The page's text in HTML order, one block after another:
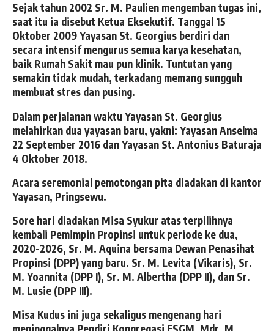
Sejak tahun 2002 Sr. M. Paulien mengemban tugas ini,
saat itu ia disebut Ketua Eksekutif. Tanggal 15
Oktober 2009 Yayasan St. Georgius berdiri dan
secara intensif mengurus semua karya kesehatan,
baik Rumah Sakit mau pun klinik. Tuntutan yang
semakin tidak mudah, terkadang memang sungguh
membuat stres dan pusing.
Dalam perjalanan waktu Yayasan St. Georgius
melahirkan dua yayasan baru, yakni: Yayasan Anselma
22 September 2016 dan Yayasan St. Antonius Baturaja
4 Oktober 2018.
Acara seremonial pemotongan pita diadakan di kantor
Yayasan, Pringsewu.
Sore hari diadakan Misa Syukur atas terpilihnya
kembali Pemimpin Propinsi untuk periode ke dua,
2020-2026, Sr. M. Aquina bersama Dewan Penasihat
Propinsi (DPP) yang baru. Sr. M. Levita (Vikaris), Sr.
M. Yoannita (DPP I), Sr. M. Albertha (DPP II), dan Sr.
M. Lusie (DPP III).
Misa Kudus ini juga sekaligus mengenang hari